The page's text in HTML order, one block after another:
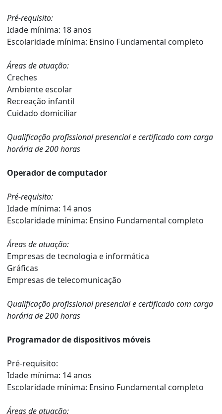
Pré-requisito:
Idade mínima: 18 anos
Escolaridade mínima: Ensino Fundamental completo
Áreas de atuação:
Creches
Ambiente escolar
Recreação infantil
Cuidado domiciliar
Qualificação profissional presencial e certificado com carga
horária de 200 horas
Operador de computador
Pré-requisito:
Idade mínima: 14 anos
Escolaridade mínima: Ensino Fundamental completo
Áreas de atuação:
Empresas de tecnologia e informática
Gráficas
Empresas de telecomunicação
Qualificação profissional presencial e certificado com carga
horária de 200 horas
Programador de dispositivos móveis
Pré-requisito:
Idade mínima: 14 anos
Escolaridade mínima: Ensino Fundamental completo
Áreas de atuação: